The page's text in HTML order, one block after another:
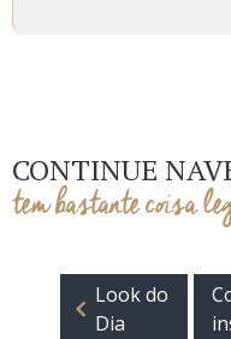
CONTINUE
tem bastante coisa
Look do
Dia